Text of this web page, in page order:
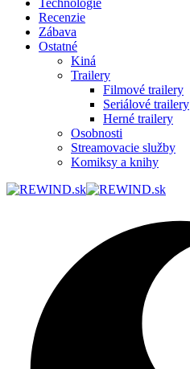
Technológie
Recenzie
Zábava
Ostatné
Kiná
Trailery
Filmové trailery
Seriálové trailery
Herné trailery
Osobnosti
Streamovacie služby
Komiksy a knihy